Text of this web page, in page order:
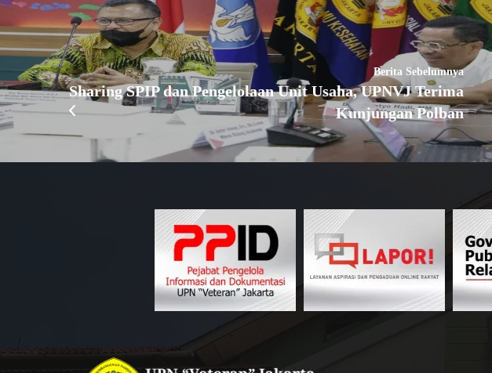
Berita Sebelumnya
Sharing SPIP dan Pengelolaan Unit Usaha, UPNVJ Terima
Kunjungan Polban